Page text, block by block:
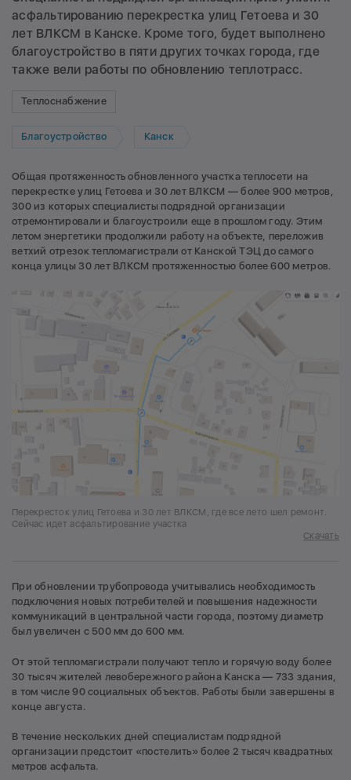
асфальтированию перекрестка улиц Гетоева и 30
лет ВЛКСМ в Канске. Кроме того, будет выполнено
благоустройство в пяти других точках города, где
также вели работы по обновлению теплотрасс.
Теплоснабжение
Благоустройство Канск
Общая протяженность обновленного участка теплосети на
перекрестке улиц Гетоева и 30 лет ВЛКСМ — более 900 метров,
300 из которых специалисты подрядной организации
отремонтировали и благоустроили еще в прошлом году. Этим
летом энергетики продолжили работу на объекте, переложив
ветхий отрезок тепломагистрали от Канской ТЭЦ до самого
конца улицы 30 лет ВЛКСМ протяженностью более 600 метров.
Перекресток улиц Гетоева и 30 лет ВЛКСМ, где все лето шел ремонт.
Сейчас идет асфальтирование участка
Скачать
При обновлении трубопровода учитывались необходимость
подключения новых потребителей и повышения надежности
коммуникаций в центральной части города, поэтому диаметр
был увеличен с 500 мм до 600 мм.
От этой тепломагистрали получают тепло и горячую воду более
30 тысяч жителей левобережного района Канска — 733 здания,
в том числе 90 социальных объектов. Работы были завершены в
конце августа.
В течение нескольких дней специалистам подрядной
организации предстоит «постелить» более 2 тысяч квадратных
метров асфальта.